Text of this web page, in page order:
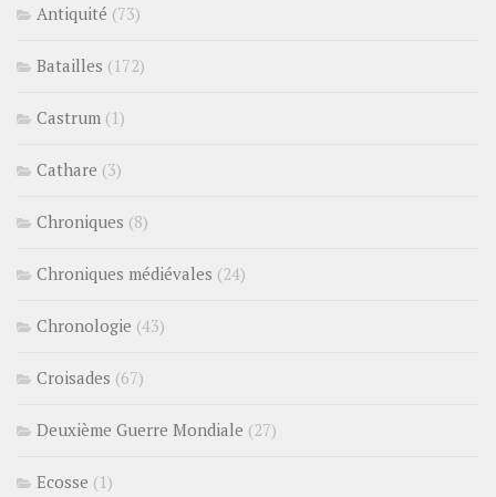
Antiquité (73)
Batailles (172)
Castrum (1)
Cathare (3)
Chroniques (8)
Chroniques médiévales (24)
Chronologie (43)
Croisades (67)
Deuxième Guerre Mondiale (27)
Ecosse (1)